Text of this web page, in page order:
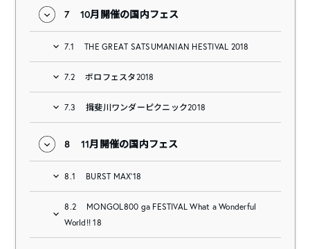
7 10月開催の国内フェス
7.1 THE GREAT SATSUMANIAN HESTIVAL 2018
7.2 ボロフェスタ2018
7.3 揖斐川ワンダーピクニック2018
8 11月開催の国内フェス
8.1 BURST MAX’18
8.2
MONGOL800 ga FESTIVAL What a Wonderful
World!! 18